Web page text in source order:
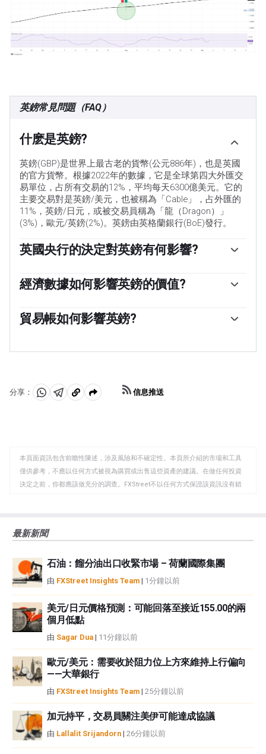
英鎊常見問題（FAQ）
什麽是英鎊?
英鎊(GBP)是世界上最古老的貨幣(公元886年)，也是英國
的官方貨幣。根據2022年的數據，它是全球第四大外匯交
易單位，占所有交易的12%，平均每天6300億美元。它的
主要交易對是英鎊/美元，也被稱為「Cable」，占外匯的
11%，英鎊/日元，或被交易員稱為「龍（Dragon）」
(3%)，歐元/英鎊(2%)。英鎊由英格蘭銀行(BoE)發行。
英國央行的決定對英鎊有何影響?
貨幣政策。英國央行的決定是基於它是否實現了「物價穩
定」的主要目標——穩定在2%左右的通脹率。實現這一目
圖通過提高利率來控製通脹，從而提高個人和企業獲得信
貸的成本。這總體上對英鎊有利，因為更高的利率使英國
低時，這是經濟增長放緩的跡象。在這種情況下，英國央
經濟數據如何影響英鎊的價值?
的價值。GDP、製造業和服務業pmi以及就業等指標都可
以影響英鎊的走勢。強勁的經濟有利於英鎊。這不僅會吸
直接推高英鎊。否則，如果經濟數據疲軟，英鎊可能會下
貿易帳如何影響英鎊?
國家在一定時期內出口收入與進口支出之間的差額。如果
此，凈貿易余額為正會使貨幣走強，反之亦然。」
分享：
分 分 複
板
信息推送
本頁面資訊包含前瞻性陳述，涉及風險和不確定性。本頁所介紹的市場和工具
僅供參考，不應以任何方式被視為購買或出售這些資產的建議。在做任何投資
決定之前，你都應該做充分的調查。FXStreet不以任何方式保證該資訊沒有錯
觀點，並不代表FXStreet或其廣告商的官方政策或立場。作者不對本頁連結的
如果文章正文中沒有明確提到，在撰寫本文時，作者在本文中提到的任何股票
中都沒有頭寸，也沒有與文中提到的任何公司有業務關係。除了FXStreet，作
者沒有收到撰寫這篇文章的報酬。
FXStreet和作者不提供個性化的建議。作者對該資訊的準確性、完整性或適用
性不作任何陳述。FXStreet和作者將不承擔任何錯誤，遺漏或任何損失，傷害
或損害由此資訊及其顯示或使用引起的。錯誤和遺漏除外。本文作者和
FXStreet並非註冊投資顧問，本文內容無意提供任何投資建議。
最新新聞
石油：餾分油出口收緊市場 – 荷蘭國際集團
由 FXStreet Insights Team | 1分鐘以前
美元/日元價格預測：可能回落至接近155.00的兩
個月低點
由 Sagar Dua | 11分鐘以前
歐元/美元：需要收於阻力位上方來維持上行偏向
——大華銀行
由 FXStreet Insights Team | 25分鐘以前
加元持平，交易員關注美伊可能達成協議
由 Lallalit Srijandorn | 26分鐘以前